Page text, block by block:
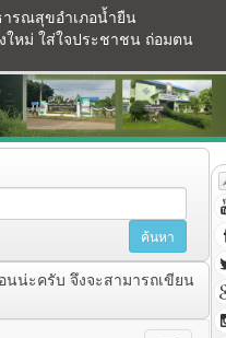
รณสุขอำเภอน้ำยืน
งใหม่ ใส่ใจประชาชน ถ่อมตน
น่ะครับ จึงจะสามารถเขียน